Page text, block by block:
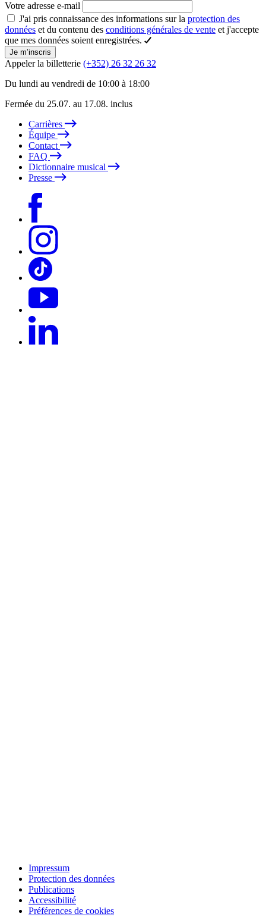
Votre adresse e-mail
J'ai pris connaissance des informations sur la protection des
données et du contenu des conditions générales de vente et j'accepte
que mes données soient enregistrées.
Je m’inscris
Appeler la billetterie (+352) 26 32 26 32
Du lundi au vendredi de 10:00 à 18:00
Fermée du 25.07. au 17.08. inclus
Carrières
Équipe
Contact
FAQ
Dictionnaire musical
Presse
Impressum
Protection des données
Publications
Accessibilité
Préférences de cookies